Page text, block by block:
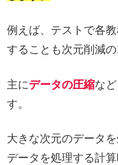
例えば、テストで各教
することも次元削減の
主にデータの圧縮な
す。
大きな次元のデータ
データを処理する計